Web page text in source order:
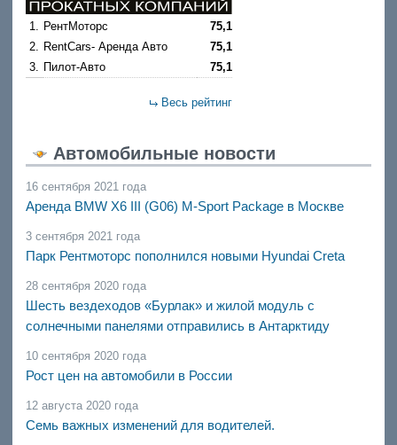
1. РентМоторс
75,1
2. RentCars- Аренда Авто
75,1
3. Пилот-Авто 75,1
Весь рейтинг
Автомобильные новости
16 сентября 2021 года
Аренда BMW X6 III (G06) M-Sport Package в Москве
3 сентября 2021 года
Парк Рентмоторс пополнился новыми Hyundai Creta
28 сентября 2020 года
Шесть вездеходов «Бурлак» и жилой модуль с
солнечными панелями отправились в Антарктиду
10 сентября 2020 года
Рост цен на автомобили в России
12 августа 2020 года
Семь важных изменений для водителей.